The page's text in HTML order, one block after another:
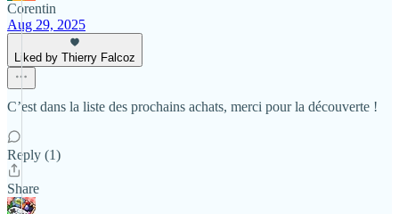
Corentin
Aug 29, 2025
Liked by Thierry Falcoz
C’est dans la liste des prochains achats, merci pour la découverte !
Reply (1)
Share